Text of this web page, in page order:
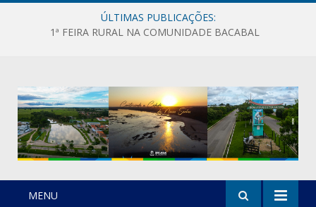
ÚLTIMAS PUBLICAÇÕES:
1ª FEIRA RURAL NA COMUNIDADE BACABAL
MENU